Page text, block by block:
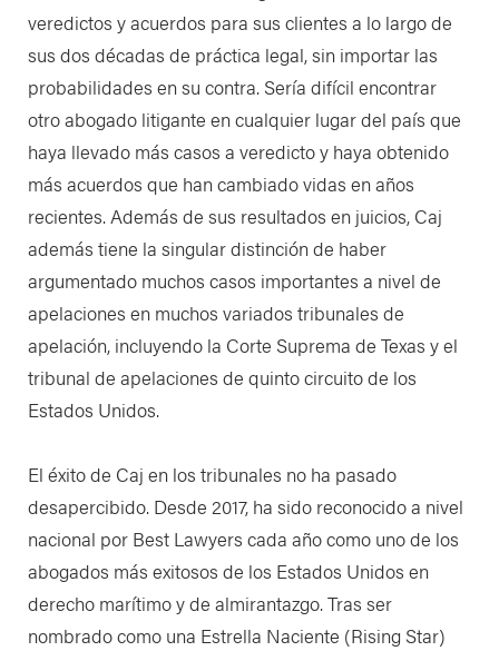
veredictos y acuerdos para sus clientes a lo largo de
sus dos décadas de práctica legal, sin importar las
probabilidades en su contra. Sería difícil encontrar
otro abogado litigante en cualquier lugar del país que
haya llevado más casos a veredicto y haya obtenido
más acuerdos que han cambiado vidas en años
recientes. Además de sus resultados en juicios, Caj
además tiene la singular distinción de haber
argumentado muchos casos importantes a nivel de
apelaciones en muchos variados tribunales de
apelación, incluyendo la Corte Suprema de Texas y el
tribunal de apelaciones de quinto circuito de los
Estados Unidos.
El éxito de Caj en los tribunales no ha pasado
desapercibido. Desde 2017, ha sido reconocido a nivel
nacional por Best Lawyers cada año como uno de los
abogados más exitosos de los Estados Unidos en
derecho marítimo y de almirantazgo. Tras ser
nombrado como una Estrella Naciente (Rising Star)